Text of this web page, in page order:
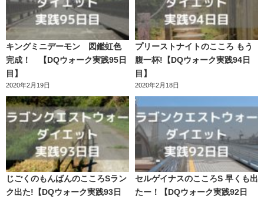
キングミニデーモン 図鑑虹色
完成！ 【DQウォーク実践95日
目】
2020年2月19日
プリーストナイトのこころ もう
腹一杯!【DQウォーク実践94日
目】
2020年2月18日
じごくのもんばんのこころSラン
ク出た!【DQウォーク実践93日
セルゲイナスのこころS 早くも出
たー！【DQウォーク実践92日